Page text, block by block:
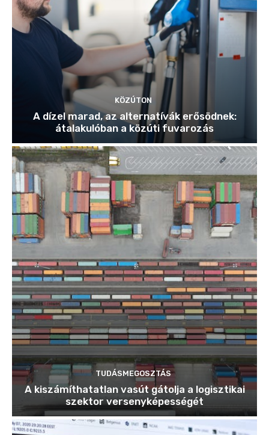
KÖZÚTON
A dízel marad, az alternatívák erősödnek:
átalakulóban a közúti fuvarozás
TUDÁSMEGOSZTÁS
A kiszámíthatatlan vasút gátolja a logisztikai
szektor versenyképességét